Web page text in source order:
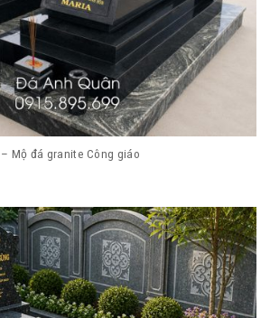
Mộ đá granite Công giáo